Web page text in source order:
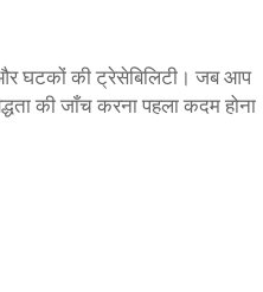
और घटकों की ट्रेसेबिलिटी। जब आप
की जाँच करना पहला कदम होना